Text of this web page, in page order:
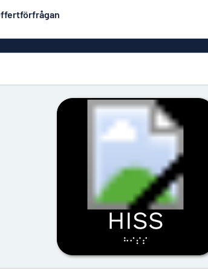
Rollups
Rostfria skyltar
Konturskurna skyltar
Aluminiumskyltar i
emaljstil